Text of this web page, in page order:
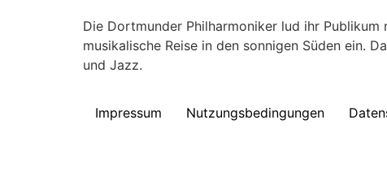
Die Dortmunder Philharmoniker lud ihr
musikalische Reise in den sonnigen Süden ein.
und Jazz.
Impressum Nutzungsbedingungen